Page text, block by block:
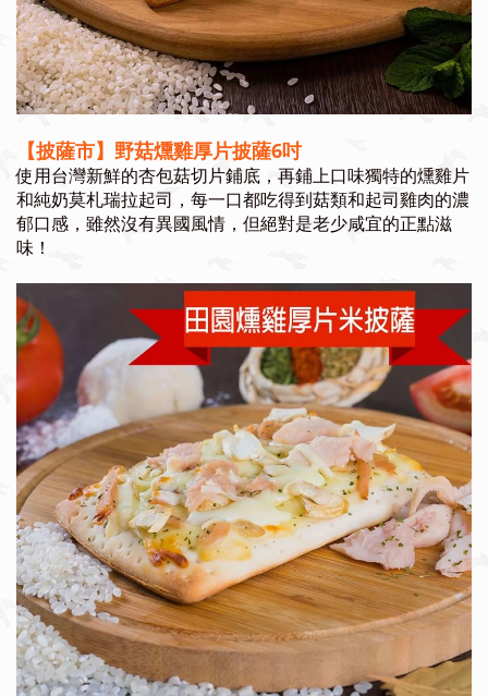
【披薩市】野菇燻雞厚片披薩6吋
使用台灣新鮮的杏包菇切片鋪底，再鋪上口味獨特的燻雞片
和純奶莫札瑞拉起司，每一口都吃得到菇類和起司雞肉的濃
郁口感，雖然沒有異國風情，但絕對是老少咸宜的正點滋
味！